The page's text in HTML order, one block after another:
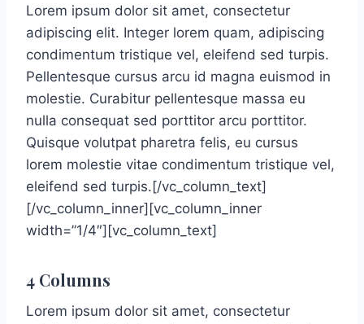
Lorem ipsum dolor sit amet, consectetur
adipiscing elit. Integer lorem quam, adipiscing
condimentum tristique vel, eleifend sed turpis.
Pellentesque cursus arcu id magna euismod in
molestie. Curabitur pellentesque massa eu
nulla consequat sed porttitor arcu porttitor.
Quisque volutpat pharetra felis, eu cursus
lorem molestie vitae condimentum tristique vel,
eleifend sed turpis.[/vc_column_text]
[/vc_column_inner][vc_column_inner
width=”1/4″][vc_column_text]
4 Columns
Lorem ipsum dolor sit amet, consectetur